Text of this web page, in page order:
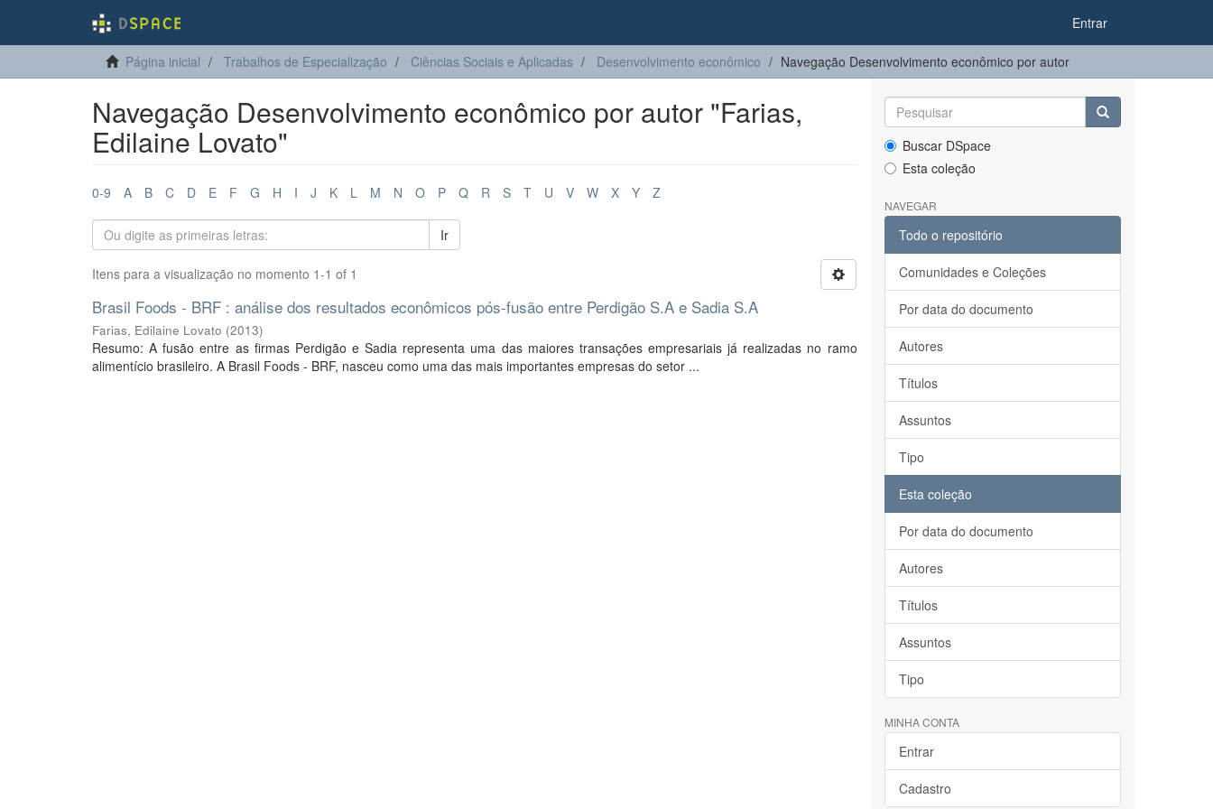
Entrar
Página inicial Trabalhos de Especialização Ciências Sociais e Aplicadas Desenvolvimento econômico Navegação Desenvolvimento econômico por autor
Navegação Desenvolvimento econômico por autor "Farias,
Edilaine Lovato"
0-9 A B C D E F G H I J K L M N O P Q R S T U V W X Y Z
Ir
Itens para a visualização no momento 1-1 of 1
Brasil Foods - BRF : análise dos resultados econômicos pós-fusão entre Perdigão S.A e Sadia S.A
Farias, Edilaine Lovato (2013)
Resumo: A fusão entre as firmas Perdigão e Sadia representa uma das maiores transações empresariais já realizadas no ramo
alimentício brasileiro. A Brasil Foods - BRF, nasceu como uma das mais importantes empresas do setor ...
Buscar DSpace
Esta coleção
NAVEGAR
Todo o repositório
Comunidades e Coleções
Por data do documento
Autores
Títulos
Assuntos
Tipo
Esta coleção
Por data do documento
Autores
Títulos
Assuntos
Tipo
MINHA CONTA
Entrar
Cadastro